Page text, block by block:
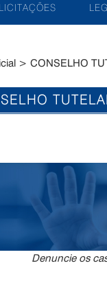
LICITAÇÕES
> CONSELHO
Denuncie os